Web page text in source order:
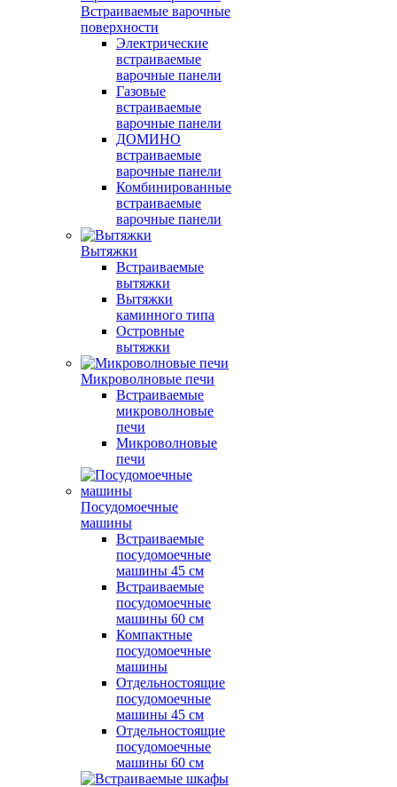
Встраиваемые варочные
поверхности
Электрические
встраиваемые
варочные панели
Газовые
встраиваемые
варочные панели
ДОМИНО
встраиваемые
варочные панели
Комбинированные
встраиваемые
варочные панели
Вытяжки
Встраиваемые
вытяжки
Вытяжки
каминного типа
Островные
вытяжки
Микроволновые печи
Встраиваемые
микроволновые
печи
Микроволновые
печи
Посудомоечные
машины
Встраиваемые
посудомоечные
машины 45 см
Встраиваемые
посудомоечные
машины 60 см
Компактные
посудомоечные
машины
Отдельностоящие
посудомоечные
машины 45 см
Отдельностоящие
посудомоечные
машины 60 см